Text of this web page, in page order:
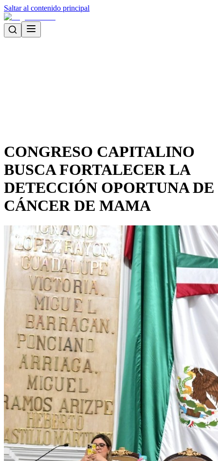
Saltar al contenido principal
CONGRESO CAPITALINO
BUSCA FORTALECER LA
DETECCIÓN OPORTUNA DE
CÁNCER DE MAMA